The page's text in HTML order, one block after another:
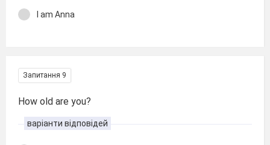
I am Anna
Запитання 9
How old are you?
варіанти відповідей